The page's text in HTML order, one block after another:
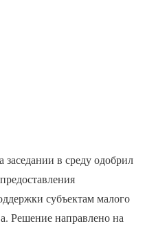
в среду одобрил
субъектам малого
Решение направлено на